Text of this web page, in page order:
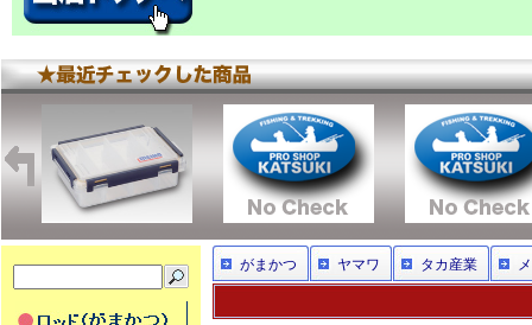
がまかつ ヤマワ タカ産業